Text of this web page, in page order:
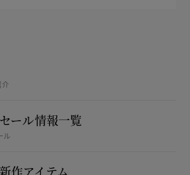
ール情報一覧
ル
作アイテム